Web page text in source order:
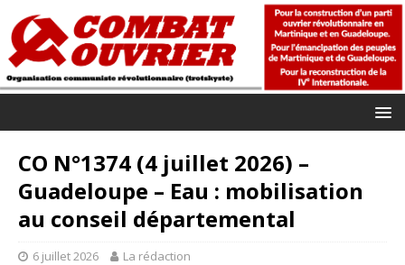
CO N°1374 (4 juillet 2026) –
Guadeloupe – Eau : mobilisation
au conseil départemental
6 juillet 2026 La rédaction